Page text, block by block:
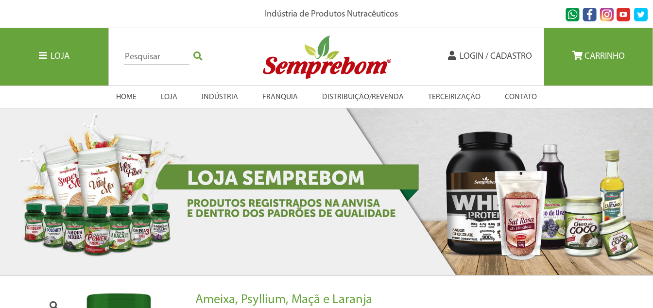
Indústria de Produtos Nutracêuticos
LOJA LOGIN / CADASTRO CARRINHO
HOME LOJA INDÚSTRIA FRANQUIA DISTRIBUIÇÃO/REVENDA TERCEIRIZAÇÃO CONTATO
Previous Next
Ameixa, Psyllium, Maçã e Laranja